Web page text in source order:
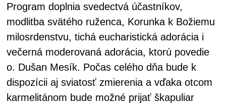
Program doplnia svedectvá účastníkov,
modlitba svätého ruženca, Korunka k Božiemu
milosrdenstvu, tichá eucharistická adorácia i
večerná moderovaná adorácia, ktorú povedie
o. Dušan Mesík. Počas celého dňa bude k
dispozícii aj sviatosť zmierenia a vďaka otcom
karmelitánom bude možné prijať škapuliar